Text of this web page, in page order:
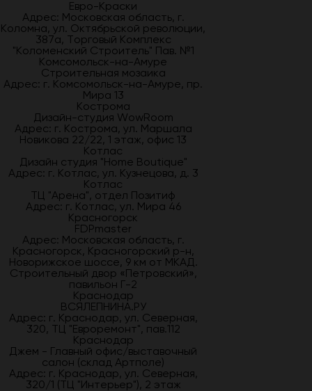
Евро-Краски
Адрес: Московская область, г.
Коломна, ул. Октябрьской революции,
387а, Торговый Комплекс
"Коломенский Строитель" Пав. №1
Комсомольск-на-Амуре
Строительная мозаика
Адрес: г. Комсомольск-на-Амуре, пр.
Мира 13
Кострома
Дизайн-студия WowRoom
Адрес: г. Кострома, ул. Маршала
Новикова 22/22, 1 этаж, офис 13
Котлас
Дизайн студия "Home Boutique"
Адрес: г. Котлас, ул. Кузнецова, д. 3
Котлас
ТЦ "Арена", отдел Позитиф
Адрес: г. Котлас, ул. Мира 46
Красногорск
FDPmaster
Адрес: Московская область, г.
Красногорск, Красногорский р-н,
Новорижское шоссе, 9 км от МКАД.
Строительный двор «Петровский»,
павильон Г-2
Краснодар
ВСЯЛЕПНИНА.РУ
Адрес: г. Краснодар, ул. Северная,
320, ТЦ "Евроремонт", пав.112
Краснодар
Джем - Главный офис/выставочный
салон (склад Артполе)
Адрес: г. Краснодар, ул. Северная,
320/1 (ТЦ "Интерьер"), 2 этаж